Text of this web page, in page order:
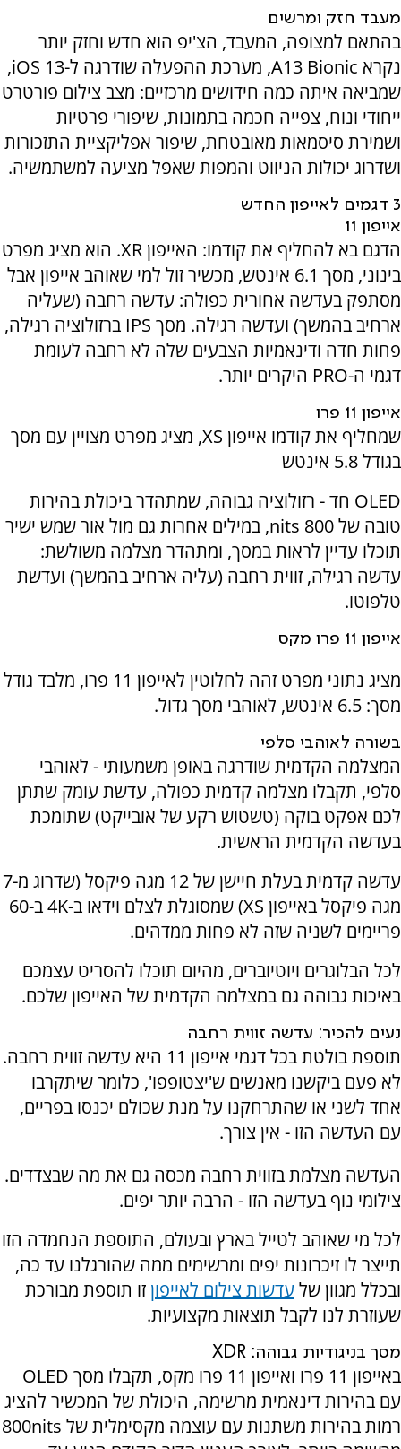
מעבד חזק ומרשים
בהתאם למצופה, המעבד, הצ'יפ הוא חדש וחזק יותר
נקרא A13 Bionic, מערכת ההפעלה שודרגה ל- iOS
13,
שמביאה איתה כמה חידושים מרכזיים: מצב צילום פורטרט
ייחודי ונוח, צפייה חכמה בתמונות, שיפורי פרטיות
ושמירת סיסמאות מאובטחת, שיפור אפליקציית התזכורות
ושדרוג יכולות הניווט והמפות שאפל מציעה למשתמשיה.
3 דגמים לאייפון החדש
אייפון 11
הדגם בא להחליף את קודמו: האייפון XR. הוא מציג מפרט
בינוני, מסך 6.1 אינטש, מכשיר זול למי שאוהב אייפון אבל
מסתפק בעדשה אחורית כפולה: עדשה רחבה (שעליה
ארחיב בהמשך) ועדשה רגילה. מסך IPS ברזולוציה רגילה,
פחות חדה ודינאמיות הצבעים שלה לא רחבה לעומת
דגמי ה-PRO היקרים יותר.
אייפון 11 פרו
שמחליף את קודמו אייפון XS, מציג מפרט מצויין עם מסך
בגודל 5.8 אינטש
OLED חד - רזולוציה גבוהה, שמתהדר ביכולת בהירות
טובה של 800
nits, במילים אחרות גם מול אור שמש ישיר
תוכלו עדיין לראות במסך, ומתהדר מצלמה משולשת:
עדשה רגילה, זווית רחבה (עליה ארחיב בהמשך) ועדשת
טלפוטו.
אייפון 11 פרו מקס
מציג נתוני מפרט זהה לחלוטין לאייפון 11 פרו, מלבד גודל
מסך: 6.5 אינטש, לאוהבי מסך גדול.
בשורה לאוהבי סלפי
המצלמה הקדמית שודרגה באופן משמעותי - לאוהבי
סלפי, תקבלו מצלמה קדמית כפולה, עדשת עומק שתתן
לכם אפקט בוקה (טשטוש רקע של אובייקט) שתומכת
בעדשה הקדמית הראשית.
עדשה קדמית בעלת חיישן של 12 מגה פיקסל (שדרוג מ-7
מגה פיקסל באייפון XS) שמסוגלת לצלם וידאו ב-4K
ב-60
פריימים לשניה שזה לא פחות ממדהים.
לכל הבלוגרים ויוטיוברים, מהיום תוכלו להסריט עצמכם
באיכות גבוהה גם במצלמה הקדמית של האייפון שלכם.
נעים להכיר: עדשה זווית רחבה
תוספת בולטת בכל דגמי אייפון 11 היא עדשה זווית רחבה.
לא פעם ביקשנו מאנשים ש'יצטופפו', כלומר שיתקרבו
אחד לשני או שהתרחקנו על מנת שכולם יכנסו בפריים,
עם העדשה הזו - אין צורך.
העדשה מצלמת בזווית רחבה מכסה גם את מה שבצדדים.
צילומי נוף בעדשה הזו - הרבה יותר יפים.
לכל מי שאוהב לטייל בארץ ובעולם, התוספת הנחמדה הזו
תייצר לו זיכרונות יפים ומרשימים ממה שהורגלנו עד כה,
ובכלל מגוון של עדשות צילום לאייפון זו תוספת מבורכת
שעוזרת לנו לקבל תוצאות מקצועיות.
מסך בניגודיות גבוהה: XDR
באייפון 11 פרו ואייפון 11 פרו מקס, תקבלו מסך
OLED
עם בהירות דינאמית מרשימה, היכולת של המכשיר להציג
רמות בהירות משתנות עם עוצמה מקסימלית של 800 nits